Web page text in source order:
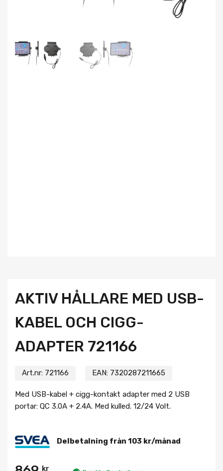
AKTIV HÅLLARE MED USB-
KABEL OCH CIGG-
ADAPTER 721166
Art.nr: 721166 EAN: 7320287211665
Med USB-kabel + cigg-kontakt adapter med 2 USB
portar: QC 3.0A + 2.4A. Med kulled. 12/24 Volt.
Delbetalning från 103 kr/månad
kr